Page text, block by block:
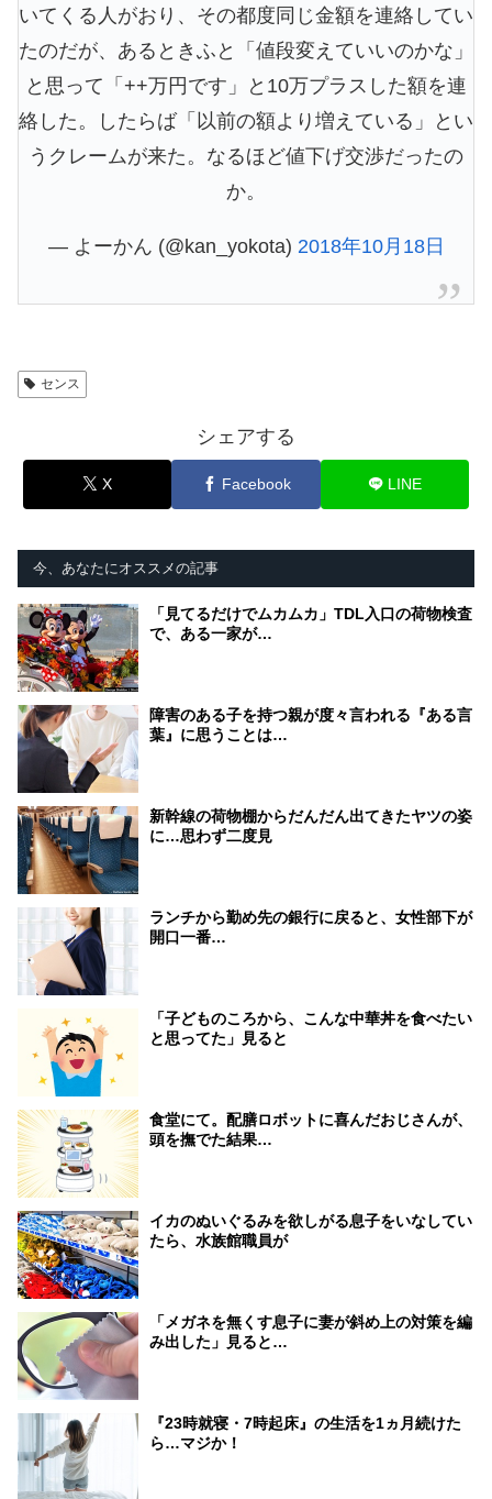
いてくる人がおり、その都度同じ金額を連絡してい
たのだが、あるときふと「値段変えていいのかな」
と思って「++万円です」と10万プラスした額を連
絡した。したらば「以前の額より増えている」とい
うクレームが来た。なるほど値下げ交渉だったの
か。
— よーかん (@kan_yokota) 2018年10月18日
センス
シェアする
X Facebook LINE
今、あなたにオススメの記事
「見てるだけでムカムカ」TDL入口の荷物検査
で、ある一家が…
障害のある子を持つ親が度々言われる『ある言
葉』に思うことは…
新幹線の荷物棚からだんだん出てきたヤツの姿
に…思わず二度見
ランチから勤め先の銀行に戻ると、女性部下が
開口一番…
「子どものころから、こんな中華丼を食べたい
と思ってた」見ると
食堂にて。配膳ロボットに喜んだおじさんが、
頭を撫でた結果…
イカのぬいぐるみを欲しがる息子をいなしてい
たら、水族館職員が
「メガネを無くす息子に妻が斜め上の対策を編
み出した」見ると…
『23時就寝・7時起床』の生活を1ヵ月続けた
ら…マジか！